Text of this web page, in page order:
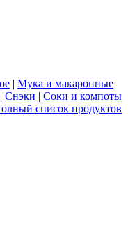
| Мука и макаронные
| Снэки | Соки и компоты
список продуктов